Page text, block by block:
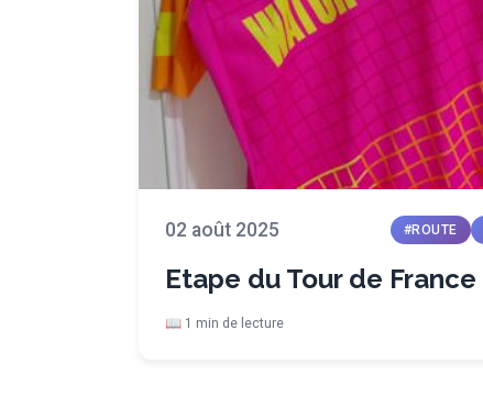
02 août 2025 #ROUTE
Etape du Tour de France
📖 1 min de lecture